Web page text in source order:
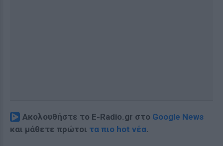
Ακολουθήστε το E-Radio.gr στο Google News
και μάθετε πρώτοι τα πιο hot νέα.